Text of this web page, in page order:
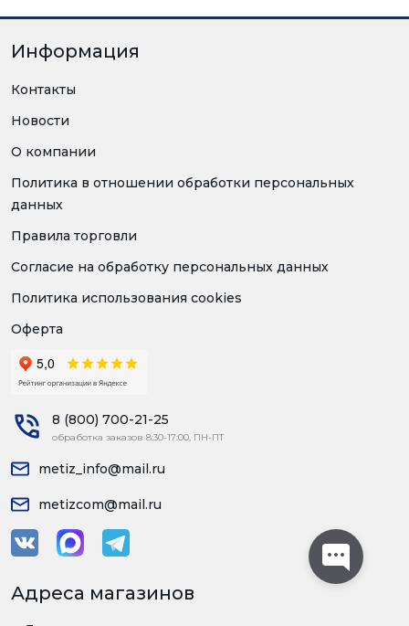
Информация
Контакты
Новости
О компании
Политика в отношении обработки персональных
данных
Правила торговли
Согласие на обработку персональных данных
Политика использования cookies
Оферта
8 (800) 700-21-25
обработка заказов 8:30-17:00, ПН-ПТ
metiz_info@mail.ru
metizcom@mail.ru
Адреса магазинов